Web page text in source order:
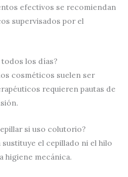
efectivos se recomiendan
supervisados por el
los días?
cosméticos suelen ser
requieren pautas de
si uso colutorio?
el cepillado ni el hilo
higiene mecánica.